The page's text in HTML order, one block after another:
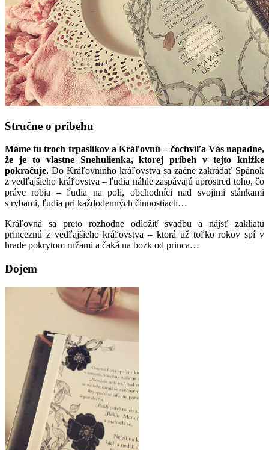
Stručne o príbehu
Máme tu troch trpaslíkov a Kráľovnú – čochvíľa Vás napadne,
že je to vlastne Snehulienka, ktorej príbeh v tejto knižke
pokračuje. Do Kráľovninho kráľovstva sa začne zakrádať Spánok
z vedľajšieho kráľovstva – ľudia náhle zaspávajú uprostred toho, čo
práve robia – ľudia na poli, obchodníci nad svojimi stánkami
s rybami, ľudia pri každodenných činnostiach…
Kráľovná sa preto rozhodne odložiť svadbu a nájsť zakliatu
princeznú z vedľajšieho kráľovstva – ktorá už toľko rokov spí v
hrade pokrytom ružami a čaká na bozk od princa…
Dojem